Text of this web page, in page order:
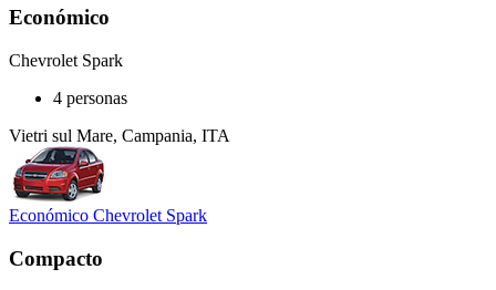
Económico
Chevrolet Spark
4 personas
Vietri sul Mare, Campania, ITA
Económico Chevrolet Spark
Compacto